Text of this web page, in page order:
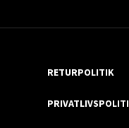
RETURPOLITIK